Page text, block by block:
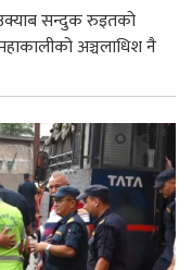
सन्दुक रुइतको
अञ्चलाधिश नै